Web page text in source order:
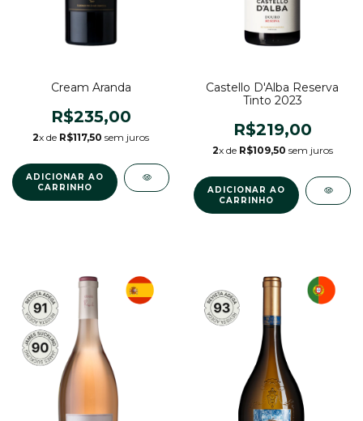
Cream Aranda
R$235,00
2x de R$117,50 sem juros
Castello D'Alba Reserva
Tinto 2023
R$219,00
2x de R$109,50 sem juros